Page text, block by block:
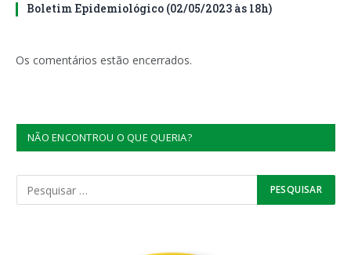
Boletim Epidemiológico (02/05/2023 às 18h)
Os comentários estão encerrados.
NÃO ENCONTROU O QUE QUERIA?